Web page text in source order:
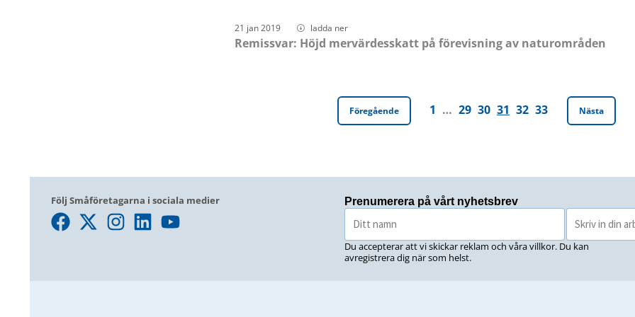
21 jan 2019 ladda ner
Remissvar: Höjd mervärdesskatt på förevisning av naturområden
Föregående 1 … 29 30 31 32 33 Nästa
Följ Småföretagarna i sociala medier
Prenumerera på vårt nyhetsbrev
Du accepterar att vi skickar reklam och våra villkor. Du kan
avregistrera dig när som helst.